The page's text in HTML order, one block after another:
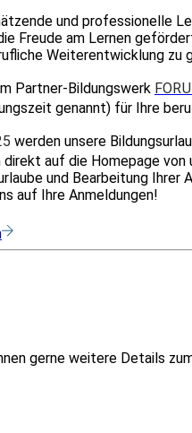
und professionelle
Freude am Lernen
Weiterentwicklung zu
Partner-Bildungswerk
genannt) für Ihre
werden unsere
auf die Homepage
und Bearbeitung Ihrer
auf Ihre Anmeldungen!
gerne weitere Details